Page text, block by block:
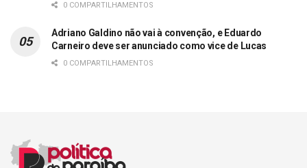
0 COMPARTILHAMENTOS
Adriano Galdino não vai à convenção, e Eduardo
Carneiro deve ser anunciado como vice de Lucas
0 COMPARTILHAMENTOS